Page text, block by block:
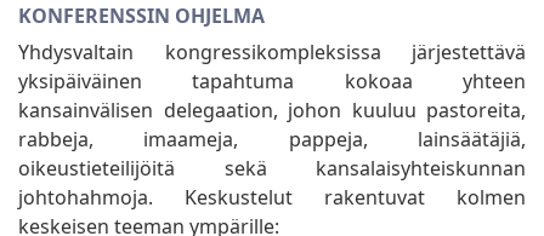
KONFERENSSIN OHJELMA
Yhdysvaltain kongressikompleksissa järjestettävä
yksipäiväinen tapahtuma kokoaa yhteen
kansainvälisen delegaation, johon kuuluu pastoreita,
rabbeja, imaameja, pappeja, lainsäätäjiä,
oikeustieteilijöitä sekä kansalaisyhteiskunnan
johtohahmoja. Keskustelut rakentuvat kolmen
keskeisen teeman ympärille: